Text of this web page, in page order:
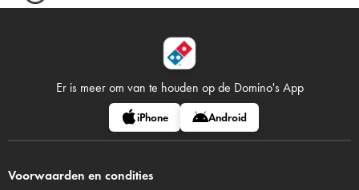
Er is meer om van te houden op de Domino's App
iPhone Android
Voorwaarden en condities